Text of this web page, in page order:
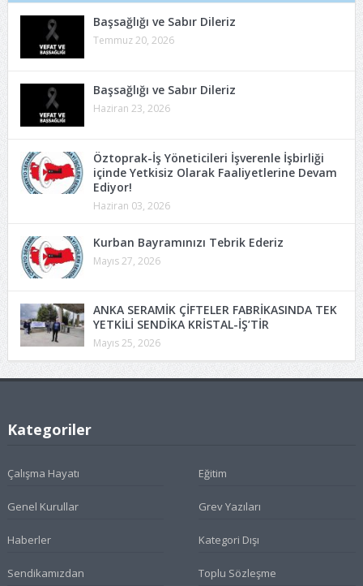
Başsağlığı ve Sabır Dileriz
Temmuz 20, 2026
Başsağlığı ve Sabır Dileriz
Haziran 23, 2026
Öztoprak-İş Yöneticileri İşverenle İşbirliği
içinde Yetkisiz Olarak Faaliyetlerine Devam
Ediyor!
Haziran 03, 2026
Kurban Bayramınızı Tebrik Ederiz
Mayıs 27, 2026
ANKA SERAMİK ÇİFTELER FABRİKASINDA TEK
YETKİLİ SENDİKA KRİSTAL-İŞ’TİR
Mayıs 25, 2026
Kategoriler
Çalışma Hayatı Eğitim
Genel Kurullar Grev Yazıları
Haberler Kategori Dışı
Sendikamızdan Toplu Sözleşme